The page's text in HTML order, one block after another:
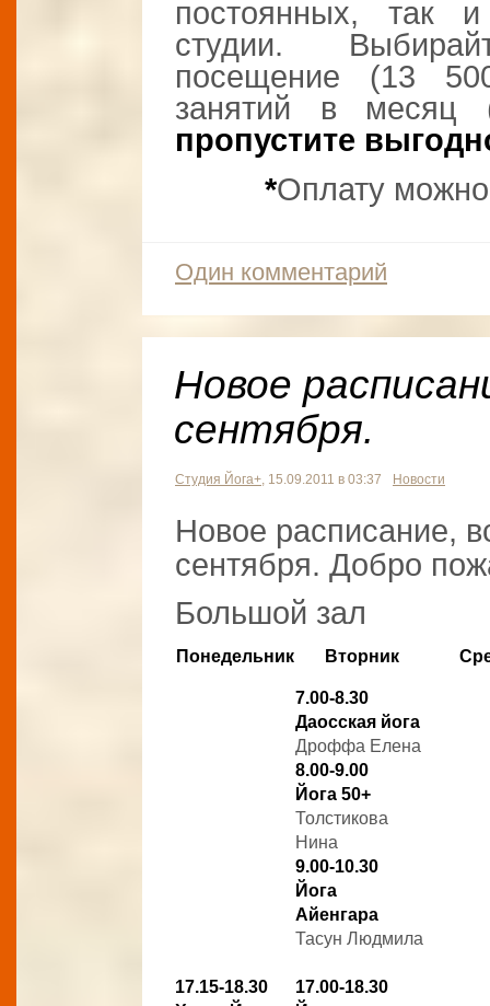
постоянных, так
студии.
посещение (13
занятий в месяц
пропустите
*Оплату можно
Один комментарий
Новое
сентября.
Студия Йога+, 15.09.2011 в 03:37 Новости
Новое расписание,
сентября. Добро
Большой зал
Понедельник Вторник
7.00-8.30
Даосская йога
Дроффа Елена
8.00-9.00
Йога 50+
Толстикова
Нина
9.00-10.30
Йога
Айенгара
Тасун Людмила
17.15-18.30
17.00-18.30